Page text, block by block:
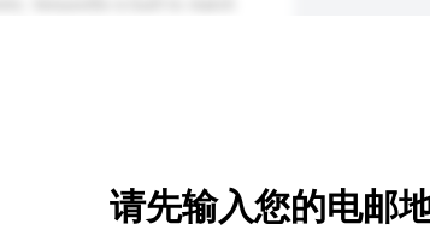
请先输入您的电邮地